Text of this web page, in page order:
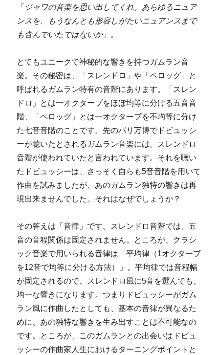
「 ジャワの音楽を思い出してくれ。あらゆるニュア
ンスを、もうなんとも形容しがたいニュアンスまで
も含んでいたではないか」。
とてもユニークで神秘的な響きを持つガムラン音
楽。その秘密は、「スレンドロ」や「ペロッグ」と
呼ばれるガムラン特有の音階にあります。「スレン
ドロ」とは一オクターブをほぼ均等に分ける五音音
階、「ペロッグ」とは一オクターブを不均等に分け
た七音音階のことです。先のパリ万博でドビュッシ
ーが聴いたとされるガムラン音楽には、スレンドロ
音階が使われていたと言われています。それを聴い
たドビュッシーは、さっそく自らも5音音階を用いて
作曲を試みましたが、あのガムラン独特の響きは再
現出来ませんでした。それはなぜでしょうか？
その答えは「音律」です。スレンドロ音階では、五
音の音程関係は固定されません。ところが、クラシ
ック音楽で用いられる音律は「平均律（1オクターブ
を12音で均等に分ける方法）」。平均律では音程幅
が固定されるので、スレンドロ風に5音を選んでも、
均一な響きになります。つまりドビュッシーがガム
ラン風に作曲したとしても、基本の音律が異なるた
めに、あの独特な響きを生み出すことは不可能なの
です。ところが、このガムランとの出会いはドビュ
ッシーの作曲家人生におけるターニングポイントと